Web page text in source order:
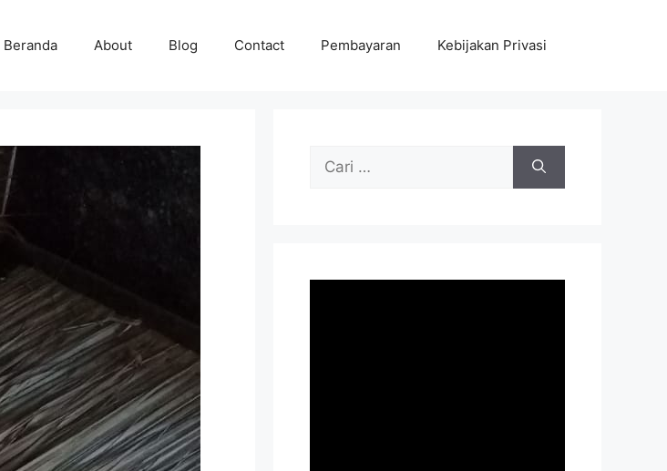
Beranda About Blog Contact Pembayaran Kebijakan Privasi
Cari